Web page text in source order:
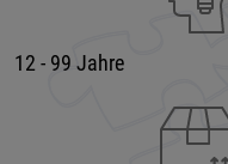
12 - 99 Jahre